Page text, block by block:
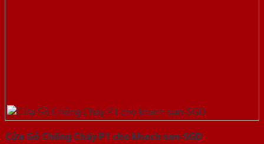
Cửa Gỗ Chống Cháy P1 cho khach san-SGD